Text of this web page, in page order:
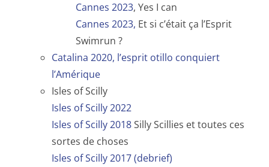
Cannes 2023, Yes I can
Cannes 2023, Et si c’était ça l’Esprit
Swimrun ?
Catalina 2020, l’esprit otillo conquiert
l’Amérique
Isles of Scilly
Isles of Scilly 2022
Isles of Scilly 2018Silly Scillies et toutes ces
sortes de choses
Isles of Scilly 2017 (debrief)